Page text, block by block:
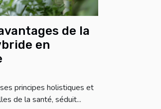
de la
en
principes holistiques et
de la santé, séduit...